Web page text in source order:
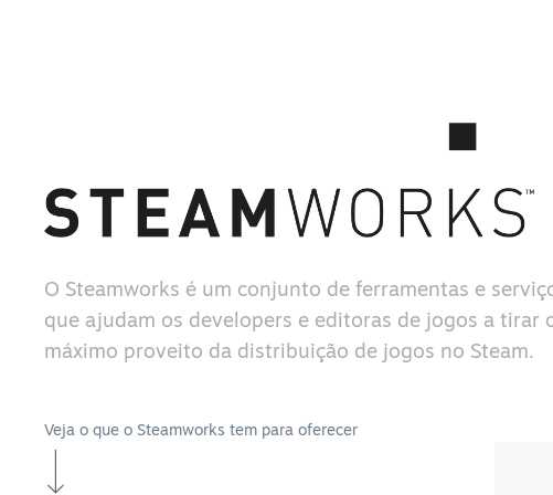
O Steamworks é um conjunto de ferramentas e
que ajudam os developers e editoras de jogos a tirar
máximo proveito da distribuição de jogos no Steam.
Veja o que o Steamworks tem para oferecer